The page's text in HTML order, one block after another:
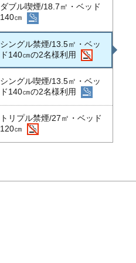
ダブル喫煙/18.7㎡・ベッド
140㎝
シングル禁煙/13.5㎡・ベッ
ド140㎝の2名様利用
シングル喫煙/13.5㎡・ベッ
ド140㎝の2名様利用
トリプル禁煙/27㎡・ベッド
120㎝